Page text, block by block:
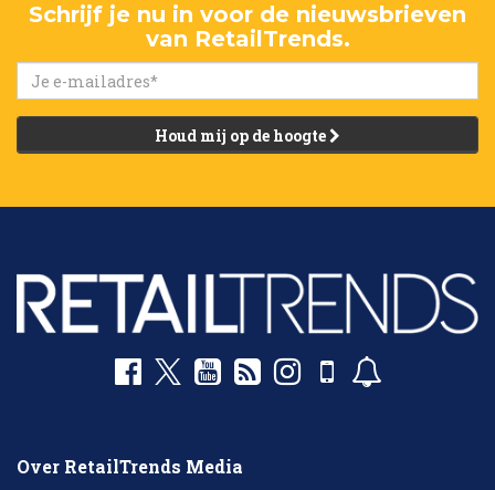
Schrijf je nu in voor de nieuwsbrieven
van RetailTrends.
Houd mij op de hoogte
Over RetailTrends Media